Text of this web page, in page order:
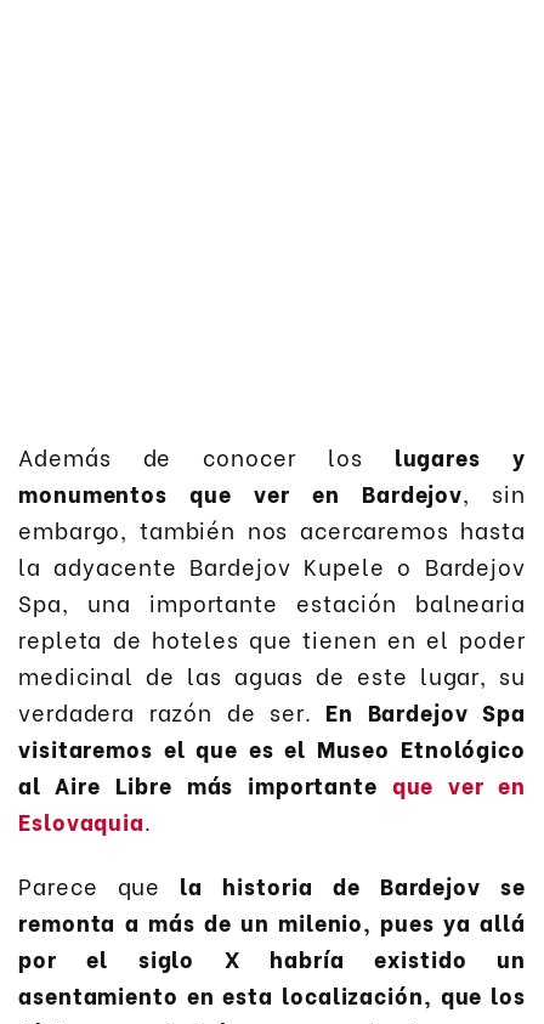
Además de conocer los lugares y
monumentos que ver en Bardejov, sin
embargo, también nos acercaremos hasta
la adyacente Bardejov Kupele o Bardejov
Spa, una importante estación balnearia
repleta de hoteles que tienen en el poder
medicinal de las aguas de este lugar, su
verdadera razón de ser. En Bardejov Spa
visitaremos el que es el Museo Etnológico
al Aire Libre más importante que ver en
Eslovaquia.
Parece que la historia de Bardejov se
remonta a más de un milenio, pues ya allá
por el siglo X habría existido un
asentamiento en esta localización, que los